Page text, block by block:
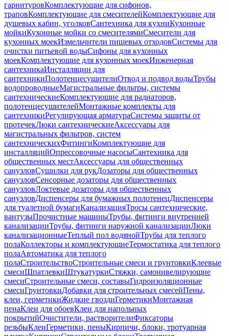
гарнитуровКомплектующие для сифонов,
траповКомплектующие для смесителейКомплектующие для
душевых кабин, уголковСантехника для кухниКухонные
мойкиКухонные мойки со смесителямиСмесители для
кухонных моекИзмельчители пищевых отходовСистемы для
очистки питьевой водыСифоны для кухонных
моекКомплектующие для кухонных моекИнженерная
сантехникаИнсталляции для
сантехникиПолотенцесушителиОтвод и подвод водыТрубы
водопроводныеМагистральные фильтры, системы
сантехническиеКомплектующие для радиаторов,
полотенцесушителейМонтажные комплекты для
сантехникиРегулирующая арматураСистемы защиты от
протечекЛюки сантехническиеАксессуары для
магистральных фильтров, систем
сантехническихФитингиКомплектующие для
инсталляцийОпрессовочные насосыСантехника для
общественных местАксессуары для общественных
санузловСушилки для рукДозаторы для общественных
санузловСенсорные дозаторы для общественных
санузловЛоктевые дозаторы для общественных
санузловДиспенсеры для бумажных полотенецДиспенсеры
для туалетной бумагиКанализацияТросы сантехнические,
вантузыПрочистные машиныТрубы, фитинги внутренней
канализацииТрубы, фитинги наружной канализацииЛюки
канализационныеТеплый пол водянойТрубы для теплого
полаКоллекторы и комплектующиеТермостатика для теплого
полаАвтоматика для теплого
полаСтроительствоСтроительные смеси и грунтовкиКлеевые
смесиШпатлевкиШтукатуркиСтяжки, самонивелирующие
смесиСтроительные смеси, составыГидроизоляционные
смесиГрунтовкиДобавки для строительных смесейПены,
клеи, герметикиЖидкие гвоздиГерметикиМонтажная
пенаКлеи для обоевКлеи для напольных
покрытийОчистители, растворителиФиксаторы
резьбыКлеиГерметики, пеныКирпичи, блоки, тротуарная